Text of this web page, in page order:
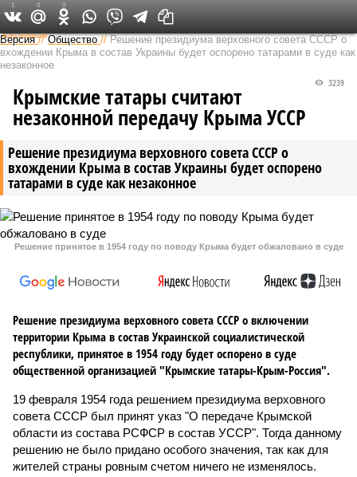
Федеральный выпуск
Версия //Общество //Решение президиума верховного совета СССР о
вхождении Крыма в состав Украины будет оспорено татарами в суде как
незаконное
Решение президиума верховного совета СССР о
вхождении Крыма в состав Украины будет оспорено
татарами в суде как незаконное
3239
Крымские татары считают
незаконной передачу Крыма УССР
Решение принятое в 1954 году по поводу Крыма будет обжаловано в суде
Решение президиума верховного совета СССР о включении
территории Крыма в состав Украинской социалистической
республики, принятое в 1954 году будет оспорено в суде
общественной организацией "Крымские татары-Крым-Россия".
19 февраля 1954 года решением президиума верховного
совета СССР был принят указ "О передаче Крымской
области из состава РСФСР в состав УССР". Тогда данному
решению не было придано особого значения, так как для
жителей страны ровным счетом ничего не изменялось.
1 0 0